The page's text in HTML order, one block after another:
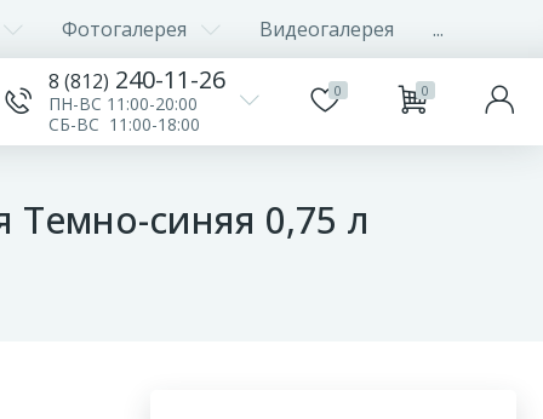
Фотогалерея Видеогалерея
...
8 (812) 240-11-26
ПН-ВС 11:00-20:00
СБ-ВС 11:00-18:00
0 0
Темно-синяя 0,75 л